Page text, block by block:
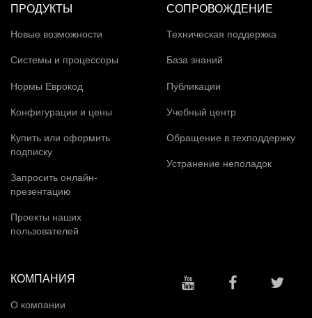
ПРОДУКТЫ
Новые возможности
Системы и процессоры
Нормы Еврокод
Конфигурации и цены
Купить или оформить
подписку
Запросить онлайн-
презентацию
Проекты наших
пользователей
СОПРОВОЖДЕНИЕ
Техническая поддержка
База знаний
Публикации
Учебный центр
Обращение в техподдержку
Устранение неполадок
КОМПАНИЯ
О компании